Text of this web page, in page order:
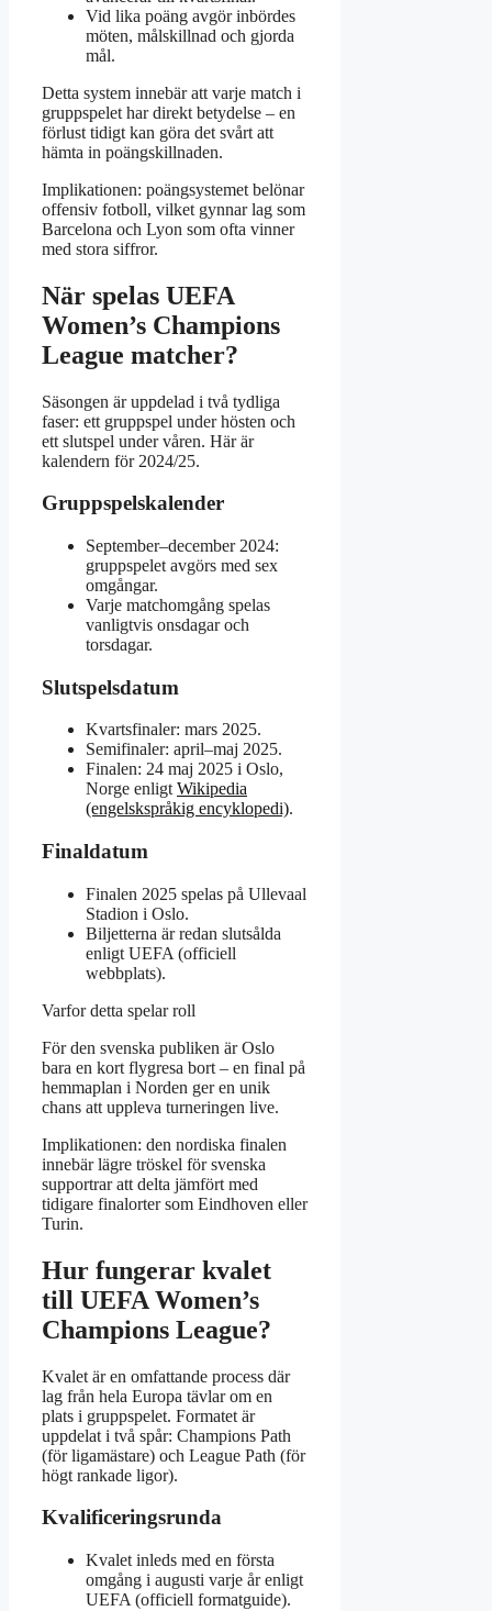
Vid lika poäng avgör inbördes
möten, målskillnad och gjorda
mål.
Detta system innebär att varje match i
gruppspelet har direkt betydelse – en
förlust tidigt kan göra det svårt att
hämta in poängskillnaden.
Implikationen: poängsystemet belönar
offensiv fotboll, vilket gynnar lag som
Barcelona och Lyon som ofta vinner
med stora siffror.
När spelas UEFA
Women’s Champions
League matcher?
Säsongen är uppdelad i två tydliga
faser: ett gruppspel under hösten och
ett slutspel under våren. Här är
kalendern för 2024/25.
Gruppspelskalender
September–december 2024:
gruppspelet avgörs med sex
omgångar.
Varje matchomgång spelas
vanligtvis onsdagar och
torsdagar.
Slutspelsdatum
Kvartsfinaler: mars 2025.
Semifinaler: april–maj 2025.
Finalen: 24 maj 2025 i Oslo,
Norge enligtWikipedia
(engelskspråkig encyklopedi).
Finaldatum
Finalen 2025 spelas på Ullevaal
Stadion i Oslo.
Biljetterna är redan slutsålda
enligt UEFA (officiell
webbplats).
Varfor detta spelar roll
För den svenska publiken är Oslo
bara en kort flygresa bort – en final på
hemmaplan i Norden ger en unik
chans att uppleva turneringen live.
Implikationen: den nordiska finalen
innebär lägre tröskel för svenska
supportrar att delta jämfört med
tidigare finalorter som Eindhoven eller
Turin.
Hur fungerar kvalet
till UEFA Women’s
Champions League?
Kvalet är en omfattande process där
lag från hela Europa tävlar om en
plats i gruppspelet. Formatet är
uppdelat i två spår: Champions Path
(för ligamästare) och League Path (för
högt rankade ligor).
Kvalificeringsrunda
Kvalet inleds med en första
omgång i augusti varje år enligt
UEFA (officiell formatguide).